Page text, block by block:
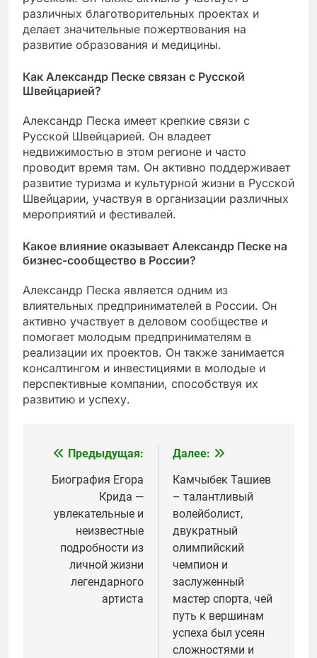
различных благотворительных проектах и
делает значительные пожертвования на
развитие образования и медицины.
Как Александр Песке связан с Русской
Швейцарией?
Александр Песка имеет крепкие связи с
Русской Швейцарией. Он владеет
недвижимостью в этом регионе и часто
проводит время там. Он активно поддерживает
развитие туризма и культурной жизни в Русской
Швейцарии, участвуя в организации различных
мероприятий и фестивалей.
Какое влияние оказывает Александр Песке на
бизнес-сообщество в России?
Александр Песка является одним из
влиятельных предпринимателей в России. Он
активно участвует в деловом сообществе и
помогает молодым предпринимателям в
реализации их проектов. Он также занимается
консалтингом и инвестициями в молодые и
перспективные компании, способствуя их
развитию и успеху.
Навигация
по
записям
Предыдущая:
Биография Егора
Крида —
увлекательные и
неизвестные
подробности из
личной жизни
легендарного
артиста
Далее:
Камчыбек Ташиев
– талантливый
волейболист,
двукратный
олимпийский
чемпион и
заслуженный
мастер спорта, чей
путь к вершинам
успеха был усеян
сложностями и